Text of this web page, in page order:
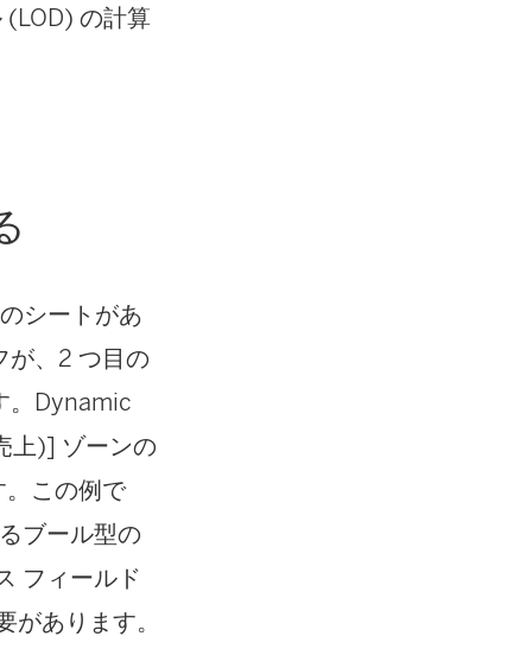
(LOD) の計算
シートがあ
が、2 つ目の
。Dynamic
上)] ゾーンの
。この例で
ブール型の
フィールド
あります。